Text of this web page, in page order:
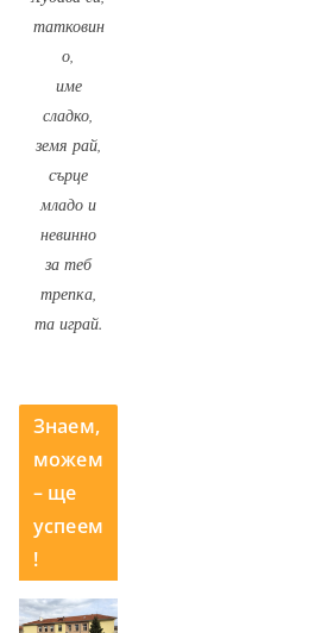
татковин
о,
име
сладко,
земя рай,
сърце
младо и
невинно
за теб
трепка,
та играй.
Знаем,
можем
– ще
успеем
!